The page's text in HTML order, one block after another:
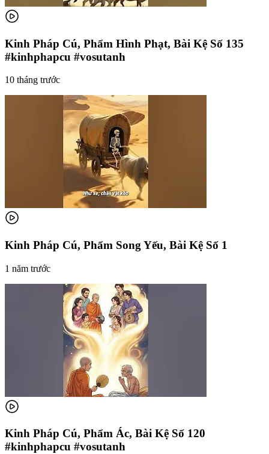
Kinh Pháp Cú, Phẩm Hình Phạt, Bài Kệ Số 135
#kinhphapcu #vosutanh
10 tháng trước
Kinh Pháp Cú, Phẩm Song Yếu, Bài Kệ Số 1
1 năm trước
Kinh Pháp Cú, Phẩm Ác, Bài Kệ Số 120
#kinhphapcu #vosutanh